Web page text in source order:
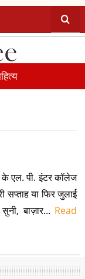
के एल. पी. इंटर कॉलेज
सप्ताह या फिर जुलाई
बाज़ार... Read